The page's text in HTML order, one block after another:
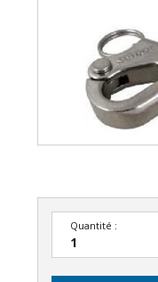
Quantité :